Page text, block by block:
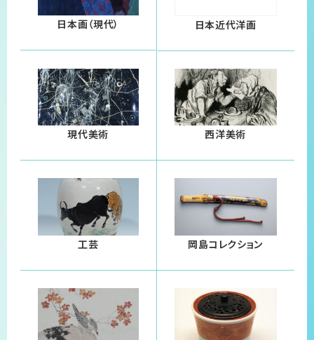
日本画（現代） 日本近代洋画
現代美術 西洋美術
工芸 岡島コレクション